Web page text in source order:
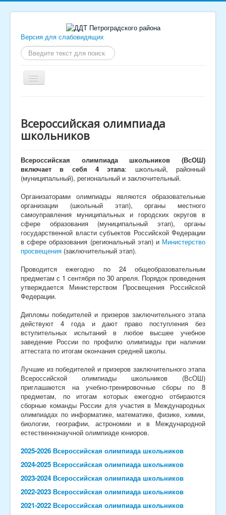
Версия для слабовидящих
Искать...
Включить/
выключить
Родителям и детям
Сотрудникам
Контакты
Всероссийская олимпиада
школьников
Всероссийская олимпиада школьников (ВсОШ)
включает в себя 4 этапа: школьный, районный
(муниципальный), региональный и заключительный.
Организаторами олимпиады являются образовательные
организации (школьный этап), органы местного
самоуправления муниципальных и городских округов в
сфере образования (муниципальный этап), органы
государственной власти субъектов Российской Федерации
в сфере образования (региональный этап) и Министерство
просвещения (заключительный этап).
Проводится ежегодно по 24 общеобразовательным
предметам с 1 сентября по 30 апреля. Порядок проведения
утверждается Министерством Просвещения Российской
Федерации.
Дипломы победителей и призеров заключительного этапа
действуют 4 года и дают право поступления без
вступительных испытаний в любое высшее учебное
заведение России по профилю олимпиады при наличии
аттестата по итогам окончания средней школы.
Лучшие из победителей и призеров заключительного этапа
Всероссийской олимпиады школьников (ВсОШ)
приглашаются на учебно-тренировочные сборы по 8
предметам, по итогам которых ежегодно отбираются
сборные команды России для участия в Международных
олимпиадах по информатике, математике, физике, химии,
биологии, географии, астрономии и в Международной
естественнонаучной олимпиаде юниоров.
2025-2026 Всероссийская олимпиада школьников
2024-2025 Всероссийская олимпиада школьников
2023-2024 Всероссийская олимпиада школьников
2022-2023 Всероссийская олимпиада школьников
2021-2022 Всероссийская олимпиада школьников